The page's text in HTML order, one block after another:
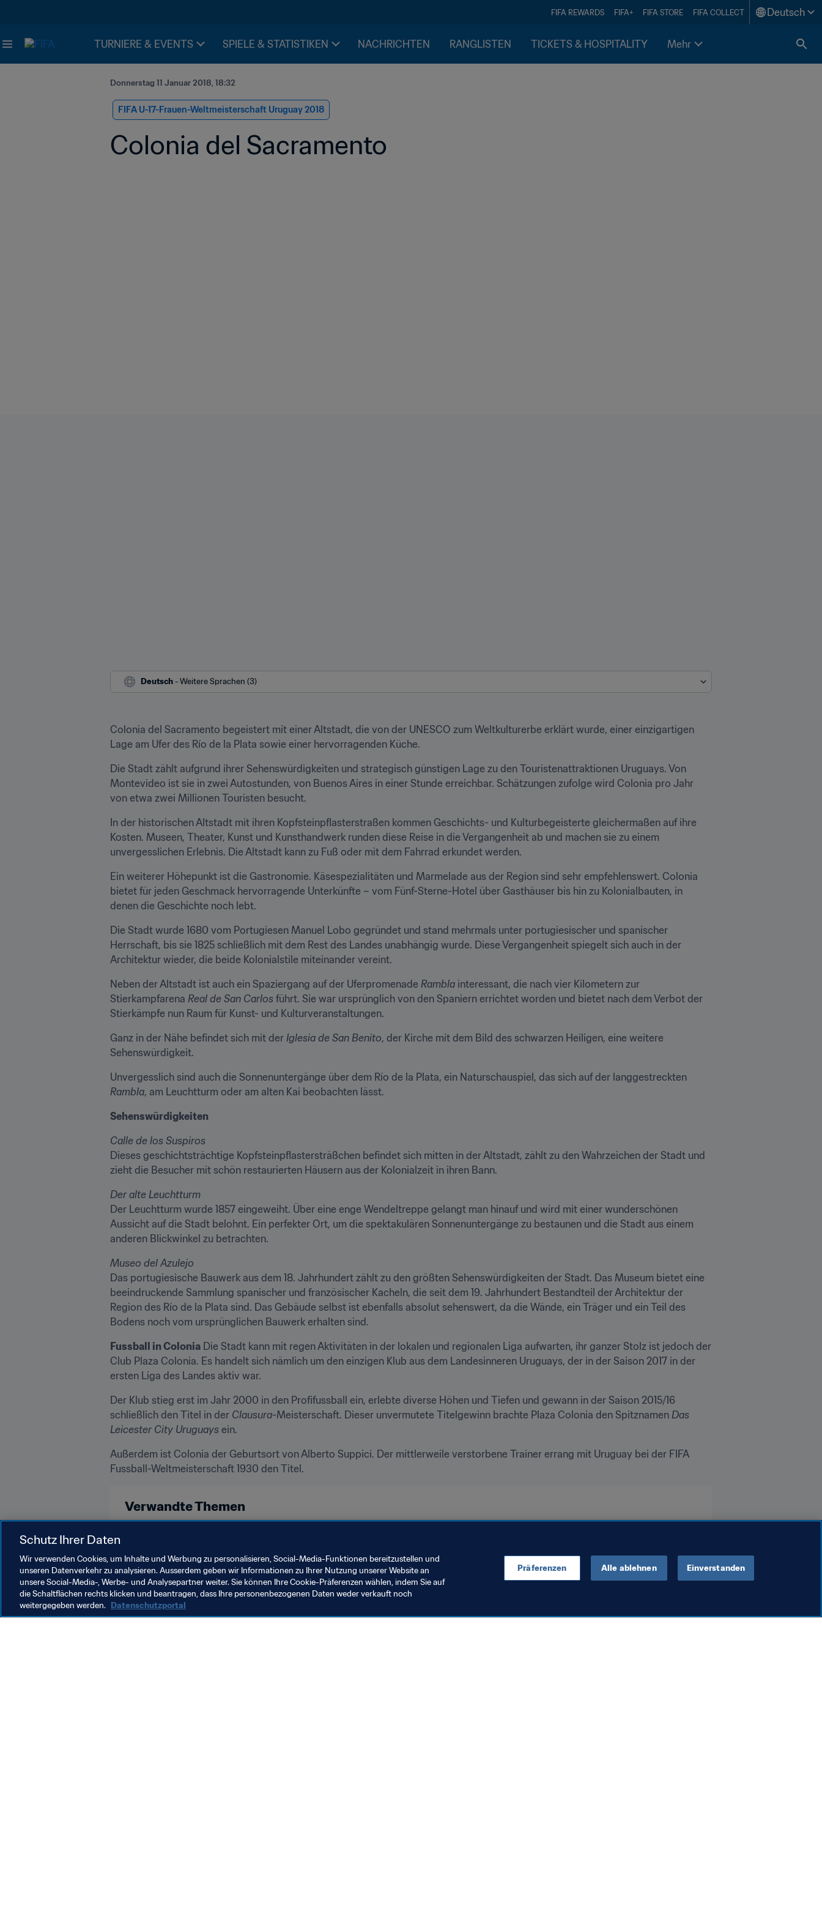
FIFA REWARDS FIFA+ FIFA STORE FIFA COLLECT Deutsch
TURNIERE & EVENTS SPIELE & STATISTIKEN NACHRICHTEN RANGLISTEN TICKETS & HOSPITALITY Mehr
Donnerstag 11 Januar 2018, 18:32
FIFA U-17-Frauen-Weltmeisterschaft Uruguay 2018
Colonia del Sacramento
Deutsch - Weitere Sprachen (3)
Colonia del Sacramento begeistert mit einer Altstadt, die von der UNESCO zum Weltkulturerbe erklärt wurde, einer einzigartigen
Lage am Ufer des Río de la Plata sowie einer hervorragenden Küche.
Die Stadt zählt aufgrund ihrer Sehenswürdigkeiten und strategisch günstigen Lage zu den Touristenattraktionen Uruguays. Von
Montevideo ist sie in zwei Autostunden, von Buenos Aires in einer Stunde erreichbar. Schätzungen zufolge wird Colonia pro Jahr
von etwa zwei Millionen Touristen besucht.
In der historischen Altstadt mit ihren Kopfsteinpflasterstraßen kommen Geschichts- und Kulturbegeisterte gleichermaßen auf ihre
Kosten. Museen, Theater, Kunst und Kunsthandwerk runden diese Reise in die Vergangenheit ab und machen sie zu einem
unvergesslichen Erlebnis. Die Altstadt kann zu Fuß oder mit dem Fahrrad erkundet werden.
Ein weiterer Höhepunkt ist die Gastronomie. Käsespezialitäten und Marmelade aus der Region sind sehr empfehlenswert. Colonia
bietet für jeden Geschmack hervorragende Unterkünfte – vom Fünf-Sterne-Hotel über Gasthäuser bis hin zu Kolonialbauten, in
denen die Geschichte noch lebt.
Die Stadt wurde 1680 vom Portugiesen Manuel Lobo gegründet und stand mehrmals unter portugiesischer und spanischer
Herrschaft, bis sie 1825 schließlich mit dem Rest des Landes unabhängig wurde. Diese Vergangenheit spiegelt sich auch in der
Architektur wieder, die beide Kolonialstile miteinander vereint.
Neben der Altstadt ist auch ein Spaziergang auf der Uferpromenade Rambla interessant, die nach vier Kilometern zur
Stierkampfarena Real de San Carlos führt. Sie war ursprünglich von den Spaniern errichtet worden und bietet nach dem Verbot der
Stierkämpfe nun Raum für Kunst- und Kulturveranstaltungen.
Ganz in der Nähe befindet sich mit der Iglesia de San Benito, der Kirche mit dem Bild des schwarzen Heiligen, eine weitere
Sehenswürdigkeit.
Rambla, am Leuchtturm oder am alten Kai beobachten lässt.
Sehenswürdigkeiten
Calle de los Suspiros
Dieses geschichtsträchtige Kopfsteinpflastersträßchen befindet sich mitten in der Altstadt, zählt zu den Wahrzeichen der Stadt und
zieht die Besucher mit schön restaurierten Häusern aus der Kolonialzeit in ihren Bann.
Der alte Leuchtturm
Der Leuchtturm wurde 1857 eingeweiht. Über eine enge Wendeltreppe gelangt man hinauf und wird mit einer wunderschönen
Aussicht auf die Stadt belohnt. Ein perfekter Ort, um die spektakulären Sonnenuntergänge zu bestaunen und die Stadt aus einem
anderen Blickwinkel zu betrachten.
Museo del Azulejo
Das portugiesische Bauwerk aus dem 18. Jahrhundert zählt zu den größten Sehenswürdigkeiten der Stadt. Das Museum bietet eine
beeindruckende Sammlung spanischer und französischer Kacheln, die seit dem 19. Jahrhundert Bestandteil der Architektur der
Region des Río de la Plata sind. Das Gebäude selbst ist ebenfalls absolut sehenswert, da die Wände, ein Träger und ein Teil des
Bodens noch vom ursprünglichen Bauwerk erhalten sind.
Fussball in Colonia Die Stadt kann mit regen Aktivitäten in der lokalen und regionalen Liga aufwarten, ihr ganzer Stolz ist jedoch der
Club Plaza Colonia. Es handelt sich nämlich um den einzigen Klub aus dem Landesinneren Uruguays, der in der Saison 2017 in der
ersten Liga des Landes aktiv war.
Der Klub stieg erst im Jahr 2000 in den Profifussball ein, erlebte diverse Höhen und Tiefen und gewann in der Saison 2015/16
schließlich den Titel in der Clausura-Meisterschaft. Dieser unvermutete Titelgewinn brachte Plaza Colonia den Spitznamen Das
Leicester City Uruguays ein.
Außerdem ist Colonia der Geburtsort von Alberto Suppici. Der mittlerweile verstorbene Trainer errang mit Uruguay bei der FIFA
Fussball-Weltmeisterschaft 1930 den Titel.
Verwandte Themen
Schutz Ihrer Daten
Wir verwenden Cookies, um Inhalte und Werbung zu personalisieren, Social-Media-Funktionen bereitzustellen und
unseren Datenverkehr zu analysieren. Ausserdem geben wir Informationen zu Ihrer Nutzung unserer Website an
unsere Social-Media-, Werbe- und Analysepartner weiter. Sie können Ihre Cookie-Präferenzen wählen, indem Sie auf
die Schaltflächen rechts klicken und beantragen, dass Ihre personenbezogenen Daten weder verkauft noch
weitergegeben werden. Datenschutzportal
Präferenzen Alle ablehnen Einverstanden